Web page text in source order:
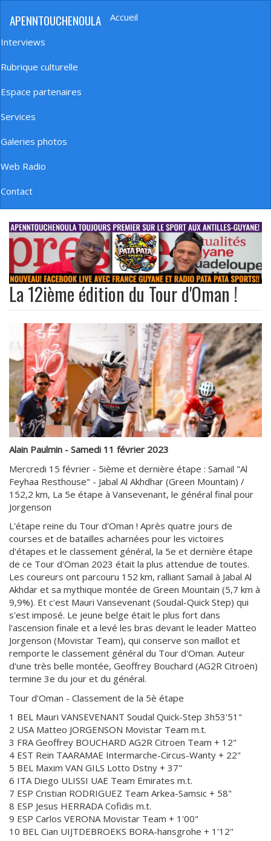
principal
APENNTOUCHENOULA
Navigation
principale
Accueil
Interviews
Rubrique culturelle
Espace partenaires
Services
Galeries photos
Web Radio
Contact
banniere_img
La 12ième édition du Tour d'Oman !
Alain Paulmin - Samedi 11 février 2023
Mercredi 15 février - 5ième et dernière étape : Samail "Al
Feyhaa Resthouse" - Jabal Al Akhdhar (Green Mountain) /
152,2 km, La 5e étape à Vansevenant, le général final pour
Jorgenson
L'étape reine du Tour d'Oman ! Après quatre jours de
courses et de batailles acharnées pour les victoires
d'étapes et le classement général, la 5e et dernière étape
de ce Tour d'Oman 2023 était la plus attendue de toutes.
Les coureurs ont parcouru 152 km, ralliant Samail à Jabal Al
Akhdar et sa mythique montée de Green Mountain (5,7 km à
9,9%). Et c'est Mauri Vansevenant (Soudal-Quick Step) qui
s'est imposé. Le jeune belge était le plus fort dans
l'ascension finale et a levé les bras devant le leader Matteo
Jorgenson (Movistar Team), qui conserve son maillot et
remporte le classement général du Tour d'Oman. Auteur
d'une très belle montée, Geoffrey Bouchard (AG2R Citroën)
termine 3e du jour et du général.
Tour d'Oman - Classement de la 5è étape
1 BEL Mauri VANSEVENANT Soudal Quick-Step 3h53'51"
2 USA Matteo JORGENSON Movistar Team m.t.
3 FRA Geoffrey BOUCHARD AG2R Citroen Team + 12"
4 EST Rein TAARAMAE Intermarche-Circus-Wanty + 22"
5 BEL Maxim VAN GILS Lotto Dstny + 37"
6 ITA Diego ULISSI UAE Team Emirates m.t.
7 ESP Cristian RODRIGUEZ Team Arkea-Samsic + 58"
8 ESP Jesus HERRADA Cofidis m.t.
9 ESP Carlos VERONA Movistar Team + 1'00"
10 BEL Cian UIJTDEBROEKS BORA-hansgrohe + 1'12"